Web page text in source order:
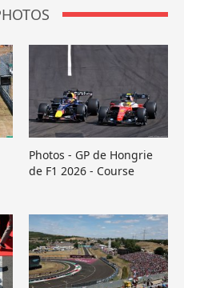
Photos - GP de Hongrie
de F1 2026 - Course